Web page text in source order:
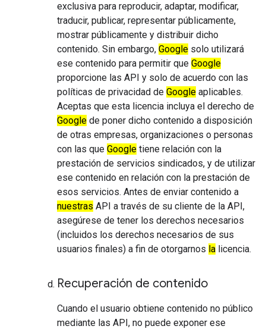
exclusiva para reproducir, adaptar, modificar,
traducir, publicar, representar públicamente,
mostrar públicamente y distribuir dicho
contenido. Sin embargo, Google solo utilizará
ese contenido para permitir que Google
proporcione las API y solo de acuerdo con las
políticas de privacidad de Google aplicables.
Aceptas que esta licencia incluya el derecho de
Google de poner dicho contenido a disposición
de otras empresas, organizaciones o personas
con las que Google tiene relación con la
prestación de servicios sindicados, y de utilizar
ese contenido en relación con la prestación de
esos servicios. Antes de enviar contenido a
nuestras API a través de su cliente de la API,
asegúrese de tener los derechos necesarios
(incluidos los derechos necesarios de sus
usuarios finales) a fin de otorgarnos la licencia.
Recuperación de contenido
Cuando el usuario obtiene contenido no público
mediante las API, no puede exponer ese